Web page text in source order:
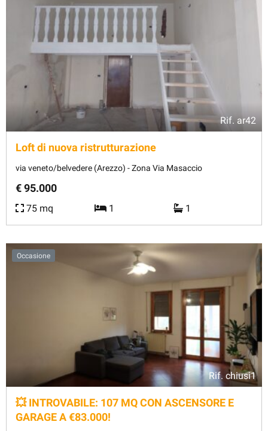
Rif. ar42
Loft di nuova ristrutturazione
via veneto/belvedere (Arezzo) - Zona Via Masaccio
€ 95.000
75 mq 1 1
Occasione
Rif. chiusi1
💥 INTROVABILE: 107 MQ CON ASCENSORE E
GARAGE A €83.000!